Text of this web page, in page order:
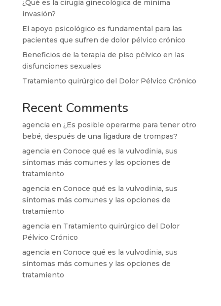
¿Qué es la cirugía ginecológica de mínima
invasión?
El apoyo psicológico es fundamental para las
pacientes que sufren de dolor pélvico crónico
Beneficios de la terapia de piso pélvico en las
disfunciones sexuales
Tratamiento quirúrgico del Dolor Pélvico Crónico
Recent Comments
agencia en ¿Es posible operarme para tener otro
bebé, después de una ligadura de trompas?
agencia en Conoce qué es la vulvodinia, sus
síntomas más comunes y las opciones de
tratamiento
agencia en Conoce qué es la vulvodinia, sus
síntomas más comunes y las opciones de
tratamiento
agencia en Tratamiento quirúrgico del Dolor
Pélvico Crónico
agencia en Conoce qué es la vulvodinia, sus
síntomas más comunes y las opciones de
tratamiento